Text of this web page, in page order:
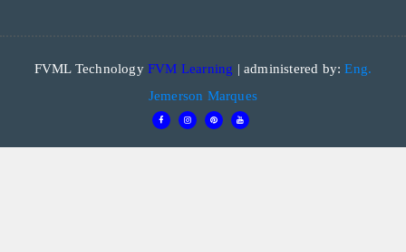
FVML Technology FVM Learning | administered by:Eng.
Jemerson Marques